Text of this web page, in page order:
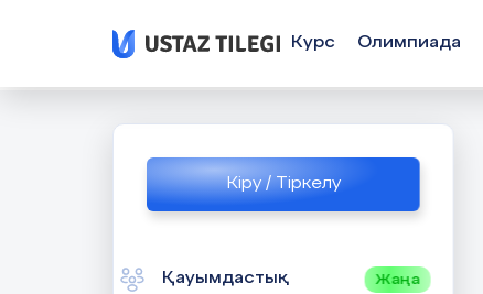
Кіру / Тіркелу
Қауымдастық Жаңа
Курс Олимпиада